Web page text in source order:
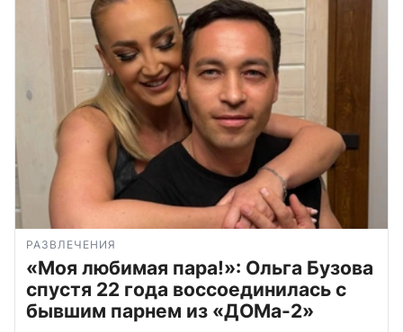
РАЗВЛЕЧЕНИЯ
«Моя любимая пара!»: Ольга Бузова
спустя 22 года воссоединилась с
бывшим парнем из «ДОМа-2»